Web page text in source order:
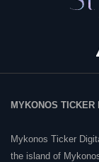
MYKONOS
Mykonos Ticker
the island of